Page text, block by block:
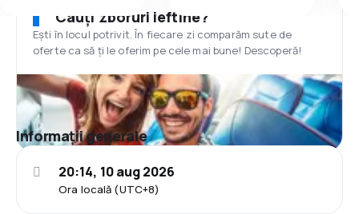
Cauți zboruri ieftine?
Ești în locul potrivit. În fiecare zi comparăm sute de
oferte ca să ți le oferim pe cele mai bune! Descoperă!
Informații generale
Ora locală (UTC+8)
20:14, 10 aug 2026